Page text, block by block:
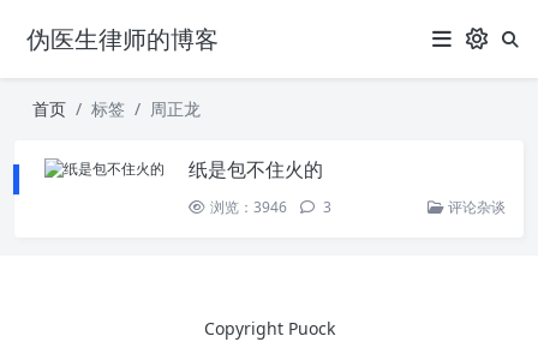
伪医生律师的博客
首页 标签 周正龙
纸是包不住火的
浏览：3946 3 评论杂谈
Copyright Puock